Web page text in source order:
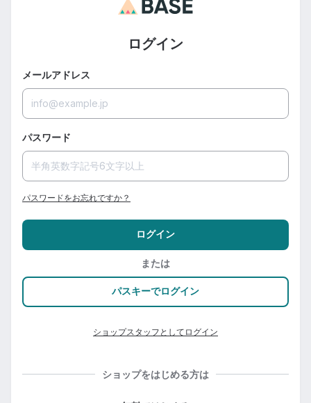
ログイン
メールアドレス
パスワード
パスワードをお忘れですか？
ログイン
または
パスキーでログイン
ショップスタッフとしてログイン
ショップをはじめる方は